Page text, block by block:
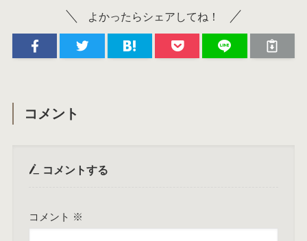
よかったらシェアしてね！
コメント
コメントする
コメント ※